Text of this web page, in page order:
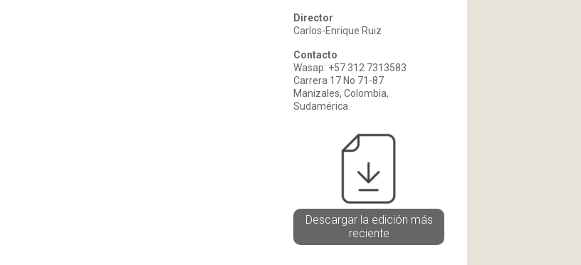
Director
Carlos-Enrique Ruiz
Contacto
Wasap: +57 312 7313583
Carrera 17 No 71-87
Manizales, Colombia,
Sudamérica.
Descargar la edición más
reciente